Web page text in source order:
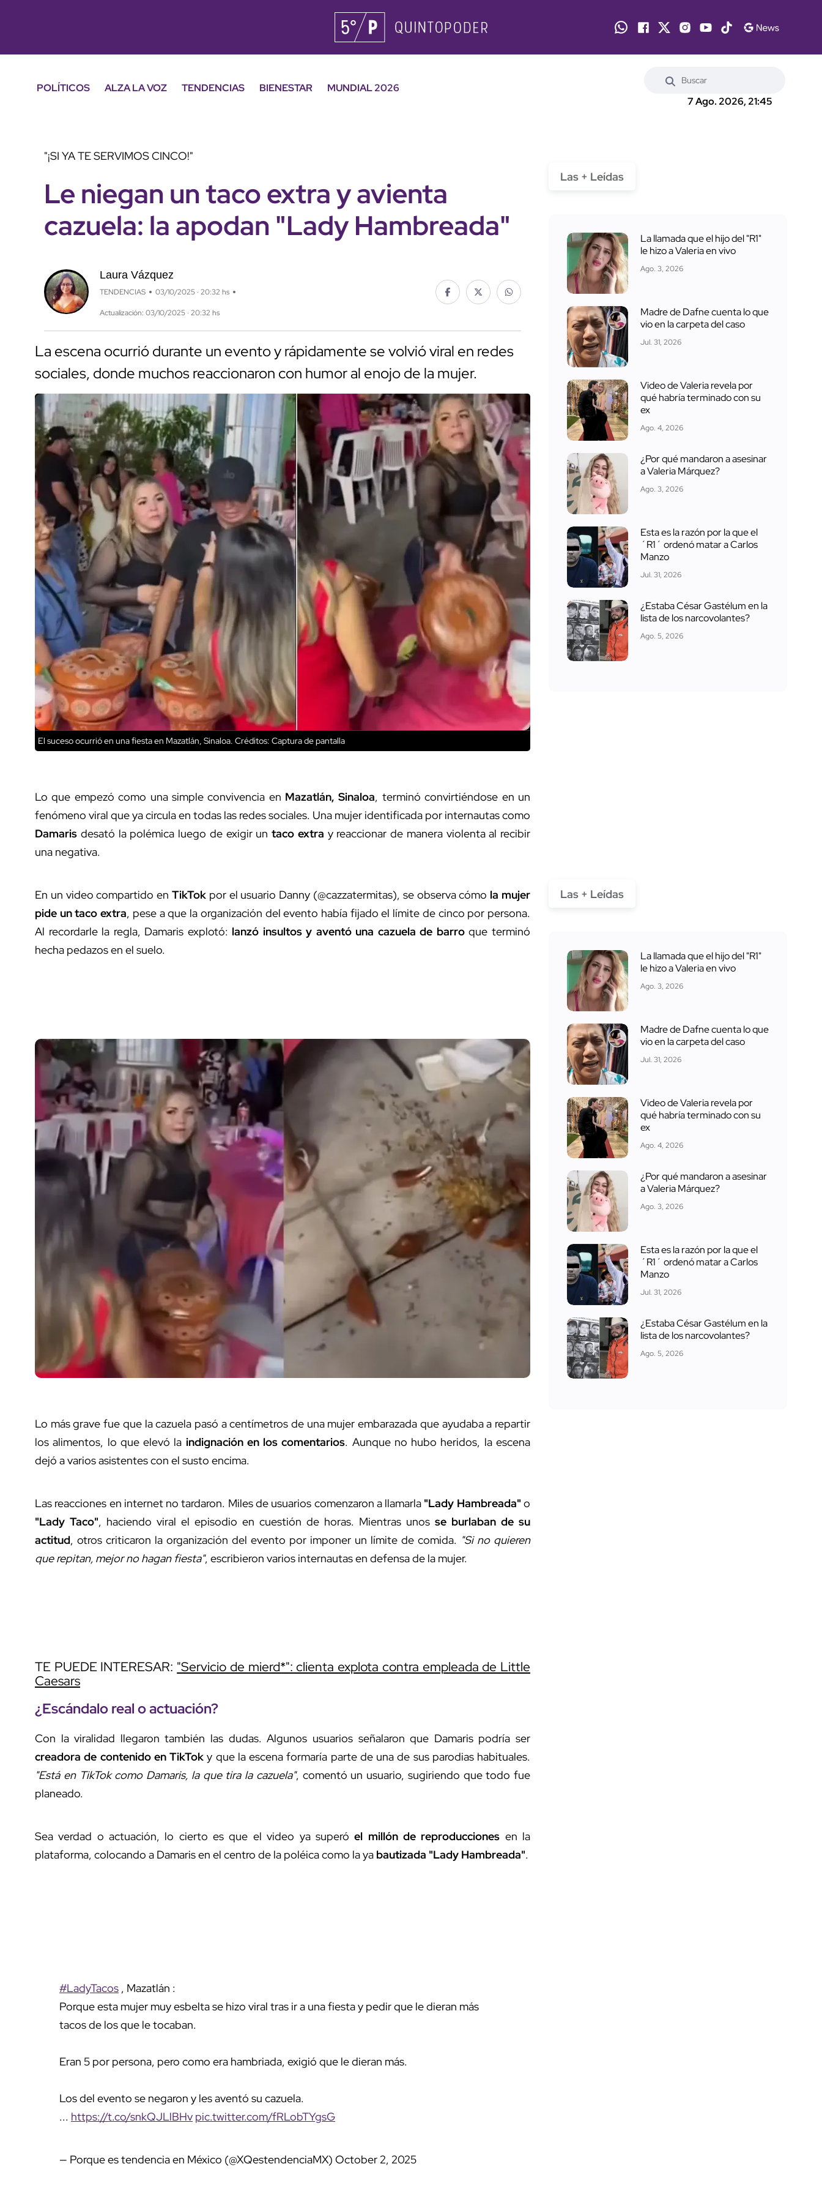
POLÍTICOS ALZA LA VOZ TENDENCIAS BIENESTAR
MUNDIAL 2026
7 Ago. 2026, 21:45
"¡SI YA TE SERVIMOS CINCO!"
Le niegan un taco extra y avienta
cazuela: la apodan "Lady Hambreada"
Laura Vázquez
TENDENCIAS 03/10/2025 · 20:32 hs
Actualización: 03/10/2025 · 20:32 hs
La escena ocurrió durante un evento y rápidamente se volvió viral en redes
sociales, donde muchos reaccionaron con humor al enojo de la mujer.
El suceso ocurrió en una fiesta en Mazatlán, Sinaloa. Créditos: Captura de pantalla
Lo que empezó como una simple convivencia en Mazatlán, Sinaloa, terminó convirtiéndose en un
fenómeno viral que ya circula en todas las redes sociales. Una mujer identificada por internautas como
Damaris desató la polémica luego de exigir un taco extra y reaccionar de manera violenta al recibir
una negativa.
En un video compartido en TikTok por el usuario Danny (@cazzatermitas), se observa cómo la mujer
pide un taco extra, pese a que la organización del evento había fijado el límite de cinco por persona.
Al recordarle la regla, Damaris explotó: lanzó insultos y aventó una cazuela de barroque terminó
hecha pedazos en el suelo.
Lo más grave fue que la cazuela pasó a centímetros de una mujer embarazada que ayudaba a repartir
los alimentos, lo que elevó la indignación en los comentarios. Aunque no hubo heridos, la escena
dejó a varios asistentes con el susto encima.
Las reacciones en internet no tardaron. Miles de usuarios comenzaron a llamarla "Lady Hambreada" o
"Lady Taco", haciendo viral el episodio en cuestión de horas. Mientras unos se burlaban de su
actitud, otros criticaron la organización del evento por imponer un límite de comida. "Si no quieren
que repitan, mejor no hagan fiesta", escribieron varios internautas en defensa de la mujer.
TE PUEDE INTERESAR: "Servicio de mierd*": clienta explota contra empleada de Little
Caesars
¿Escándalo real o actuación?
Con la viralidad llegaron también las dudas. Algunos usuarios señalaron que Damaris podría ser
creadora de contenido en TikTok y que la escena formaría parte de una de sus parodias habituales.
"Está en TikTok como Damaris, la que tira la cazuela", comentó un usuario, sugiriendo que todo fue
planeado.
Sea verdad o actuación, lo cierto es que el video ya superóel millón de reproducciones en la
plataforma, colocando a Damaris en el centro de la poléica como la ya bautizada "Lady Hambreada".
#LadyTacos , Mazatlán :
Porque esta mujer muy esbelta se hizo viral tras ir a una fiesta y pedir que le dieran más
tacos de los que le tocaban.
Eran 5 por persona, pero como era hambriada, exigió que le dieran más.
Los del evento se negaron y les aventó su cazuela.
... https://t.co/snkQJLlBHv pic.twitter.com/fRLobTYgsG
— Porque es tendencia en México (@XQestendenciaMX) October 2, 2025
Las + Leídas
La llamada que el hijo del "R1"
le hizo a Valeria en vivo
Ago. 3, 2026
Madre de Dafne cuenta lo que
vio en la carpeta del caso
Jul. 31, 2026
Video de Valeria revela por
qué habría terminado con su
ex
Ago. 4, 2026
¿Por qué mandaron a asesinar
a Valeria Márquez?
Ago. 3, 2026
Esta es la razón por la que el
´R1´ ordenó matar a Carlos
Manzo
Jul. 31, 2026
¿Estaba César Gastélum en la
lista de los narcovolantes?
Ago. 5, 2026
Las + Leídas
La llamada que el hijo del "R1"
le hizo a Valeria en vivo
Ago. 3, 2026
Madre de Dafne cuenta lo que
vio en la carpeta del caso
Jul. 31, 2026
Video de Valeria revela por
qué habría terminado con su
ex
Ago. 4, 2026
¿Por qué mandaron a asesinar
a Valeria Márquez?
Ago. 3, 2026
Esta es la razón por la que el
´R1´ ordenó matar a Carlos
Manzo
Jul. 31, 2026
¿Estaba César Gastélum en la
lista de los narcovolantes?
Ago. 5, 2026